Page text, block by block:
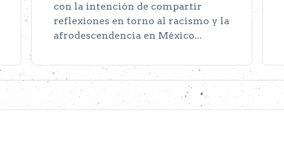
con la intención de compartir
reflexiones en torno al racismo y la
afrodescendencia en México...